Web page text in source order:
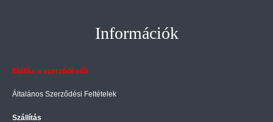
Információk
Elállás a szerződéstől
Általános Szerződési Feltételek
Szállítás